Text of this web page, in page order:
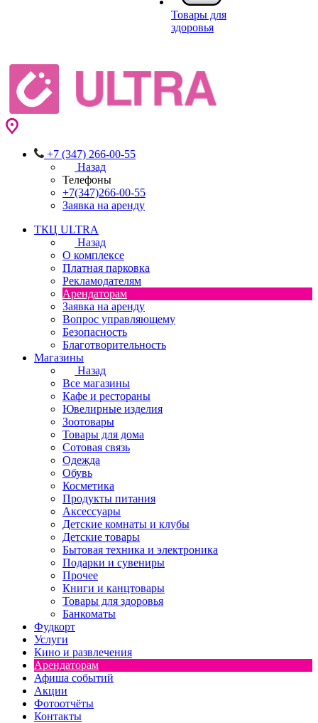
Товары для
здоровья
+7 (347) 266-00-55
Назад
Телефоны
+7(347)266-00-55
Заявка на аренду
ТКЦ ULTRA
Назад
О комплексе
Платная парковка
Рекламодателям
Арендаторам
Заявка на аренду
Вопрос управляющему
Безопасность
Благотворительность
Магазины
Назад
Все магазины
Кафе и рестораны
Ювелирные изделия
Зоотовары
Товары для дома
Сотовая связь
Одежда
Обувь
Косметика
Продукты питания
Аксессуары
Детские комнаты и клубы
Детские товары
Бытовая техника и электроника
Подарки и сувениры
Прочее
Книги и канцтовары
Товары для здоровья
Банкоматы
Фудкорт
Услуги
Кино и развлечения
Арендаторам
Афиша событий
Акции
Фотоотчёты
Контакты